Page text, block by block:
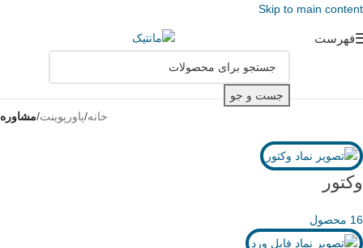
Skip to main content
فهرست
جست و جو
خانه/پاورپوینت/مشاوره
وکتور
16 محصول